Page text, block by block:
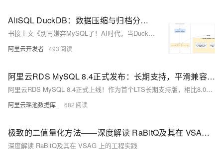
AliSQL DuckDB：数据压缩与归档分析实践
书接上文《别再嫌弃MySQL了！AI时代，当DuckDB拥抱MySQL》，继AliSQL Innovate用户社区大会之后，我们正式开启《DuckDB技术解读》系列。本文为第一篇，聚焦数据压缩与归档能力，详解AliSQL如何通过深度集成DuckDB，在保留MySQL生态兼容性的前提下，原生支持高密度存储与高效分析。
阿里云开发者 493
阿里云RDS MySQL 8.4正式发布：长期支持，平滑兼容，深度优化
阿里云RDS MySQL 8.4正式上线！作为首个LTS长期支持版，相比8.0寿命更长、稳定性更高，并深度集成AliSQL内核优化：秒级改列、大事务治理、复制延迟优化等。兼容MySQL 8.0语法与插件，支持平滑升级，EOL无忧。
阿里云瑶池数据库_ 682
极致的二值量化方法——深度解读 RaBitQ及其在 VSAG 上的工程实践
深度解读 RaBitQ及其在 VSAG 上的工程实践